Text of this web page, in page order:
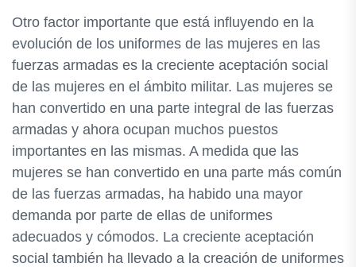
Otro factor importante que está influyendo en la
evolución de los uniformes de las mujeres en las
fuerzas armadas es la creciente aceptación social
de las mujeres en el ámbito militar. Las mujeres se
han convertido en una parte integral de las fuerzas
armadas y ahora ocupan muchos puestos
importantes en las mismas. A medida que las
mujeres se han convertido en una parte más común
de las fuerzas armadas, ha habido una mayor
demanda por parte de ellas de uniformes
adecuados y cómodos. La creciente aceptación
social también ha llevado a la creación de uniformes